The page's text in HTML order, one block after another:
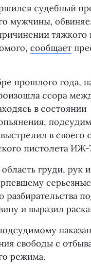
судебный
мужчины,
тяжкого
сообщает
прошлого года,
ссора
в состоянии
в своего
пистолета
груди, рук
разбирательства
и выразил
свободы с
режима.